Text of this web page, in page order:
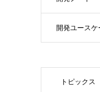
開発ユース
トピックス